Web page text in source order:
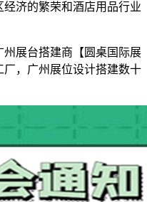
济的繁荣和酒店用品行业
展台搭建商【圆桌国际展
，广州展位设计搭建数十